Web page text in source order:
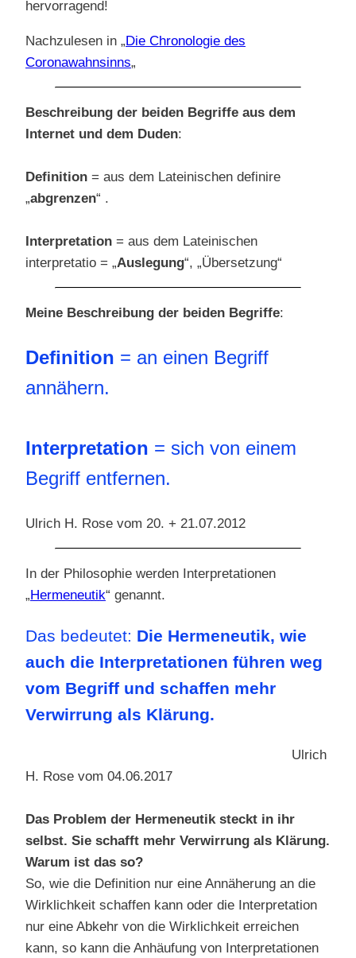
hervorragend!
Nachzulesen in „ Die Chronologie des
Coronawahnsinns„
Beschreibung der beiden Begriffe aus dem
Internet und dem Duden:
Definition = aus dem Lateinischen definire
„abgrenzen“ .
Interpretation = aus dem Lateinischen
interpretatio = „Auslegung“, „Übersetzung“
Meine Beschreibung der beiden Begriffe:
Definition = an einen Begriff
annähern.
Interpretation = sich von einem
Begriff entfernen.
Ulrich H. Rose vom 20. + 21.07.2012
In der Philosophie werden Interpretationen
„ Hermeneutik“ genannt.
Das bedeutet: Die Hermeneutik, wie
auch die Interpretationen führen weg
vom Begriff und schaffen mehr
Verwirrung als Klärung.
Ulrich
H. Rose vom 04.06.2017
Das Problem der Hermeneutik steckt in ihr
selbst. Sie schafft mehr Verwirrung als Klärung.
Warum ist das so?
So, wie die Definition nur eine Annäherung an die
Wirklichkeit schaffen kann oder die Interpretation
nur eine Abkehr von die Wirklichkeit erreichen
kann, so kann die Anhäufung von Interpretationen